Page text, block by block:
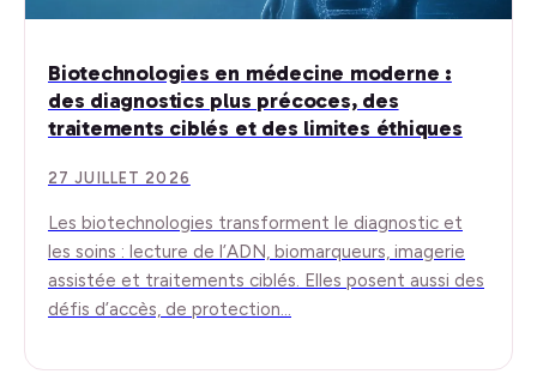
Biotechnologies en médecine moderne :
des diagnostics plus précoces, des
traitements ciblés et des limites éthiques
27 JUILLET 2026
Les biotechnologies transforment le diagnostic et
les soins : lecture de l’ADN, biomarqueurs, imagerie
assistée et traitements ciblés. Elles posent aussi des
défis d’accès, de protection…